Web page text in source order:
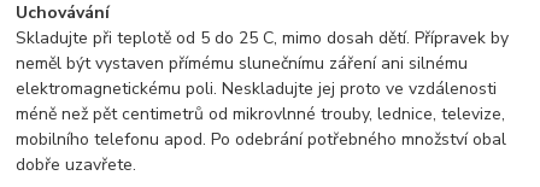
Uchovávání
Skladujte při teplotě od 5 do 25 C, mimo dosah dětí. Přípravek by
neměl být vystaven přímému slunečnímu záření ani silnému
elektromagnetickému poli. Neskladujte jej proto ve vzdálenosti
méně než pět centimetrů od mikrovlnné trouby, lednice, televize,
mobilního telefonu apod. Po odebrání potřebného množství obal
dobře uzavřete.